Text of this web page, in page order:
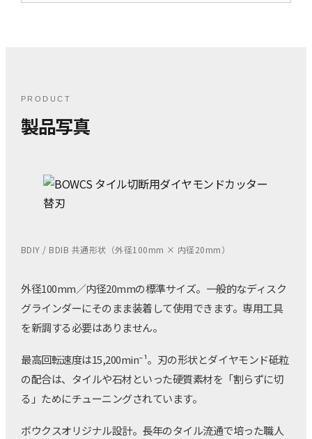
PRODUCT
製品写真
BDIY / BDIB 共通形状（外径100mm × 内径20mm）
外径100mm／内径20mmの標準サイズ。一般的なディスク
グラインダーにそのまま装着して使用できます。専用工具
を新調する必要はありません。
最高回転速度は15,200min⁻¹。刃の形状とダイヤモンド砥粒
の配合は、タイルや石材といった硬質素材を「割らずに切
る」ためにチューニングされています。
ボウクスオリジナル設計。長年のタイル流通で培った職人